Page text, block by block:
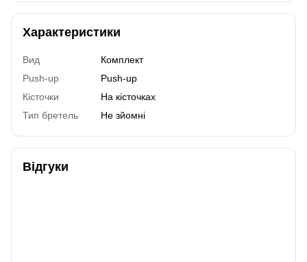
Характеристики
Вид
Комплект
Push-up
Push-up
Кісточки
На кісточках
Тип бретель
Не зйомні
Відгуки